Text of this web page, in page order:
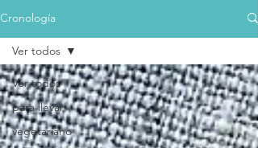
Cronología
Ver todos
para llevar
vegetariano
Ver todos